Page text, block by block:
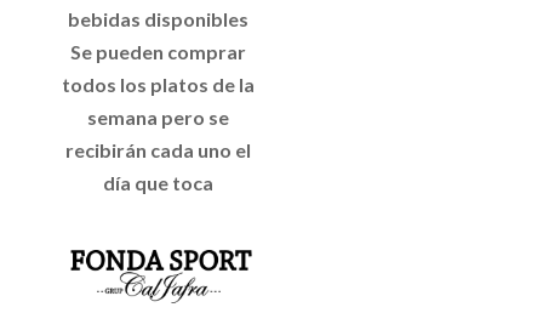
bebidas disponibles
Se pueden comprar
todos los platos de la
semana pero se
recibirán cada uno el
día que toca